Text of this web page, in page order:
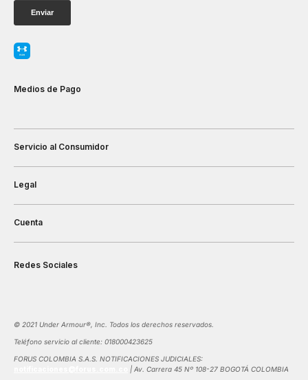
Medios de Pago
Servicio al Consumidor
Legal
Cuenta
Redes Sociales
©️ 2021 Under Armour®️, Inc. Todos los derechos reservados.
Teléfono servicio al cliente: 018000423625
FORUS COLOMBIA S.A.S. NOTIFICACIONES JUDICIALES:
| Av. Carrera 45 Nº 108-27 BOGOTÁ COLOMBIA